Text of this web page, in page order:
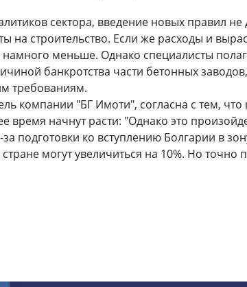
сектора, введение новых правил
на строительство. Если же расходы и
меньше. Однако специалисты
банкротства части бетонных
требованиям.
компании "БГ Имоти", согласна с тем,
время начнут расти: "Однако это
подготовки ко вступлению Болгарии в
могут увеличиться на 10%. Но точно